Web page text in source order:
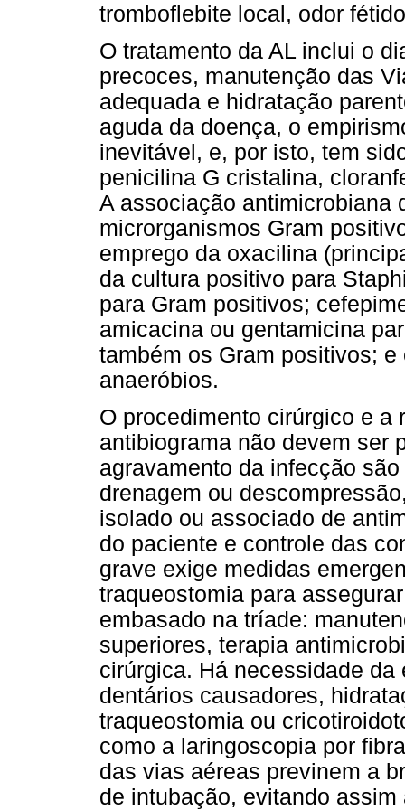
tromboflebite local, odor
O tratamento da AL inclui o
precoces, manutenção das
adequada e hidratação
aguda da doença, o
inevitável, e, por isto, tem
penicilina G cristalina,
A associação antimicrobiana
microrganismos Gram
emprego da oxacilina
da cultura positivo para
para Gram positivos;
amicacina ou gentamicina
também os Gram positivos;
anaeróbios.
O procedimento cirúrgico e a
antibiograma não devem ser
agravamento da infecção
drenagem ou
isolado ou associado de
do paciente e controle das
grave exige medidas
traqueostomia para
embasado na tríade:
superiores, terapia
cirúrgica. Há necessidade
dentários causadores,
traqueostomia ou
como a laringoscopia por
das vias aéreas previnem a
de intubação, evitando